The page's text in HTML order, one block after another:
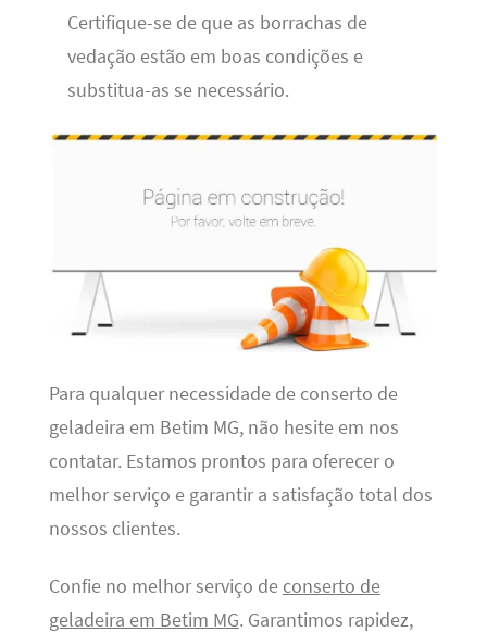
Certifique-se de que as borrachas de
vedação estão em boas condições e
substitua-as se necessário.
Para qualquer necessidade de conserto de
geladeira em Betim MG, não hesite em nos
contatar. Estamos prontos para oferecer o
melhor serviço e garantir a satisfação total dos
nossos clientes.
Confie no melhor serviço de conserto de
geladeira em Betim MG. Garantimos rapidez,